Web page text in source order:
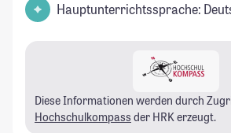
Hauptunterrichtssprache:
Diese Informationen werden durch
Hochschulkompass der HRK erzeugt.